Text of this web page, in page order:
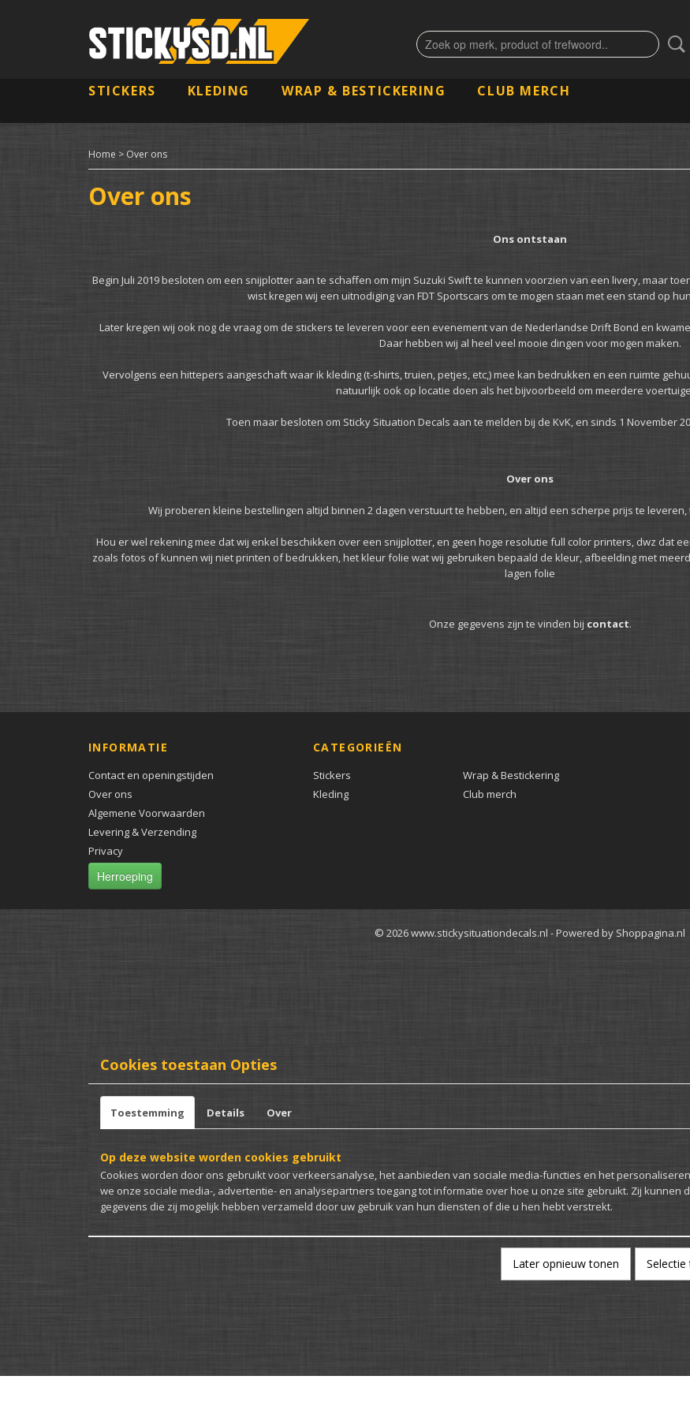
STICKERS KLEDING WRAP & BESTICKERING CLUB MERCH
Home > Over ons
Over ons
Ons ontstaan
Begin Juli 2019 besloten om een snijplotter aan te schaffen om mijn Suzuki Swift te kunnen voorzien van een livery, maar
wist kregen wij een uitnodiging van FDT Sportscars om te mogen staan met een stand op
Later kregen wij ook nog de vraag om de stickers te leveren voor een evenement van de Nederlandse Drift Bond en
Daar hebben wij al heel veel mooie dingen voor mogen maken.
Vervolgens een hittepers aangeschaft waar ik kleding (t-shirts, truien, petjes, etc,) mee kan bedrukken en een ruimte
natuurlijk ook op locatie doen als het bijvoorbeeld om meerdere
Toen maar besloten om Sticky Situation Decals aan te melden bij de KvK, en sinds 1 November
Over ons
Wij proberen kleine bestellingen altijd binnen 2 dagen verstuurt te hebben, en altijd een scherpe prijs te
Hou er wel rekening mee dat wij enkel beschikken over een snijplotter, en geen hoge resolutie full color printers, dwz dat
zoals fotos of kunnen wij niet printen of bedrukken, het kleur folie wat wij gebruiken bepaald de kleur, afbeelding met
lagen folie
Onze gegevens zijn te vinden bij contact.
INFORMATIE
Contact en openingstijden
Over ons
Algemene Voorwaarden
Levering & Verzending
Privacy
Herroeping
CATEGORIEËN
Stickers
Kleding
Wrap & Bestickering
Club merch
© 2026 www.stickysituationdecals.nl - Powered by Shoppagina.nl
Cookies toestaan Opties
Toestemming Details Over
Op deze website worden cookies gebruikt
Cookies worden door ons gebruikt voor verkeersanalyse, het aanbieden van sociale media-functies en het
we onze sociale media-, advertentie- en analysepartners toegang tot informatie over hoe u onze site gebruikt. Zij kunnen
gegevens die zij mogelijk hebben verzameld door uw gebruik van hun diensten of die u hen hebt verstrekt.
Later opnieuw tonen